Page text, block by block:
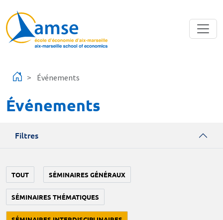
Événements
Événements
Filtres
TOUT SÉMINAIRES GÉNÉRAUX
SÉMINAIRES THÉMATIQUES